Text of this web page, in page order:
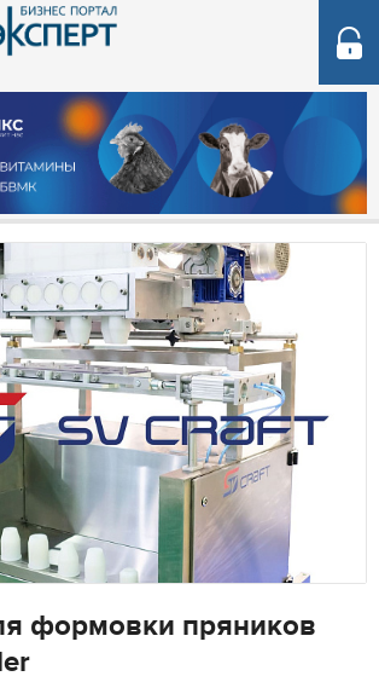
формовки пряников